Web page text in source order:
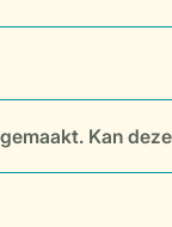
Kan